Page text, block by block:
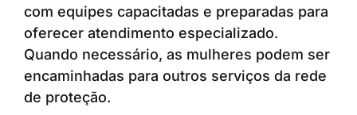
com equipes capacitadas e preparadas para
oferecer atendimento especializado.
Quando necessário, as mulheres podem ser
encaminhadas para outros serviços da rede
de proteção.